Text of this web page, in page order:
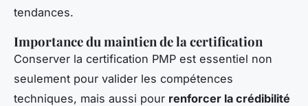
tendances.
Importance du maintien de la certification
Conserver la certification PMP est essentiel non
seulement pour valider les compétences
techniques, mais aussi pour renforcer la crédibilité